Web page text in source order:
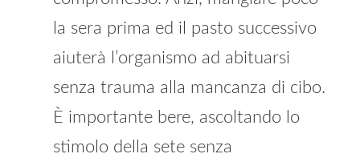
la sera prima ed il pasto successivo
aiuterà l’organismo ad abituarsi
senza trauma alla mancanza di cibo.
È importante bere, ascoltando lo
stimolo della sete senza